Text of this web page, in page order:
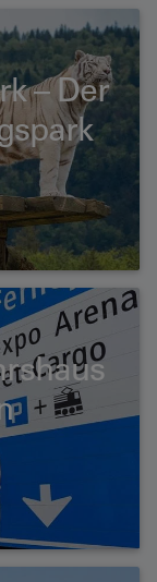
– Der